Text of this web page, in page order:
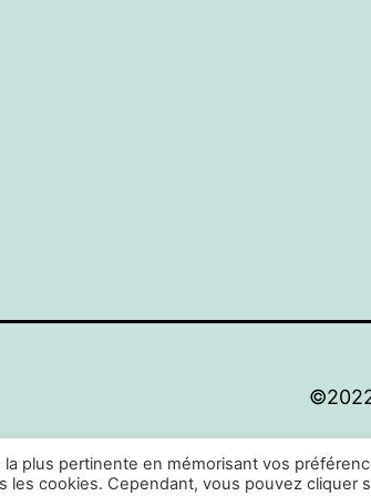
plus pertinente en mémorisant vos
les cookies. Cependant, vous pouvez cliquer